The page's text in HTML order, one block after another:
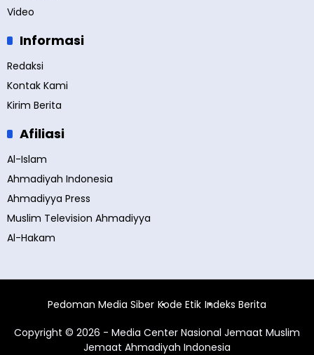
Video
Informasi
Redaksi
Kontak Kami
Kirim Berita
Afiliasi
Al-Islam
Ahmadiyah Indonesia
Ahmadiyya Press
Muslim Television Ahmadiyya
Al-Hakam
Pedoman Media Siber Kode Etik Indeks Berita
Copyright © 2026 - Media Center Nasional Jemaat Muslim
Jemaat Ahmadiyah Indonesia